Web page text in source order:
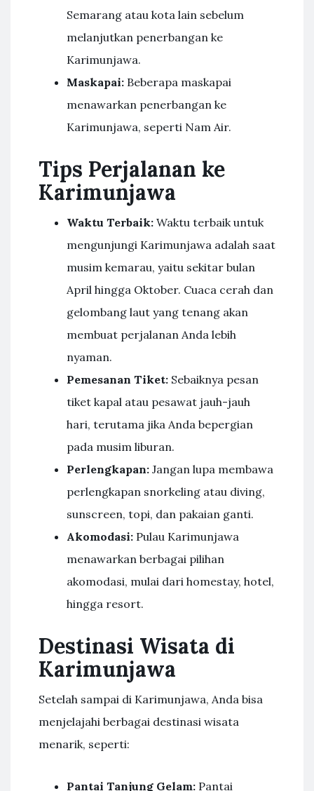
Semarang atau kota lain sebelum
melanjutkan penerbangan ke
Karimunjawa.
Maskapai: Beberapa maskapai
menawarkan penerbangan ke
Karimunjawa, seperti Nam Air.
Tips Perjalanan ke
Karimunjawa
Waktu Terbaik: Waktu terbaik untuk
mengunjungi Karimunjawa adalah saat
musim kemarau, yaitu sekitar bulan
April hingga Oktober. Cuaca cerah dan
gelombang laut yang tenang akan
membuat perjalanan Anda lebih
nyaman.
Pemesanan Tiket: Sebaiknya pesan
tiket kapal atau pesawat jauh-jauh
hari, terutama jika Anda bepergian
pada musim liburan.
Perlengkapan: Jangan lupa membawa
perlengkapan snorkeling atau diving,
sunscreen, topi, dan pakaian ganti.
Akomodasi: Pulau Karimunjawa
menawarkan berbagai pilihan
akomodasi, mulai dari homestay, hotel,
hingga resort.
Destinasi Wisata di
Karimunjawa
Setelah sampai di Karimunjawa, Anda bisa
menjelajahi berbagai destinasi wisata
menarik, seperti:
Pantai Tanjung Gelam: Pantai